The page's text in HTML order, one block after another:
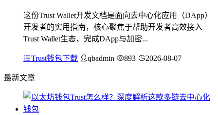
这份Trust Wallet开发文档是面向去中心化应用（DApp）
开发者的实用指南，核心聚焦于帮助开发者高效接入
Trust Wallet生态，完成DApp与加密...
Trust钱包下载 qbadmin 893 2026-08-07
最新文章